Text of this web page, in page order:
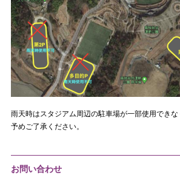
雨天時はスタジアム周辺の駐車場が一部使用できな
予めご了承ください。
お問い合わせ